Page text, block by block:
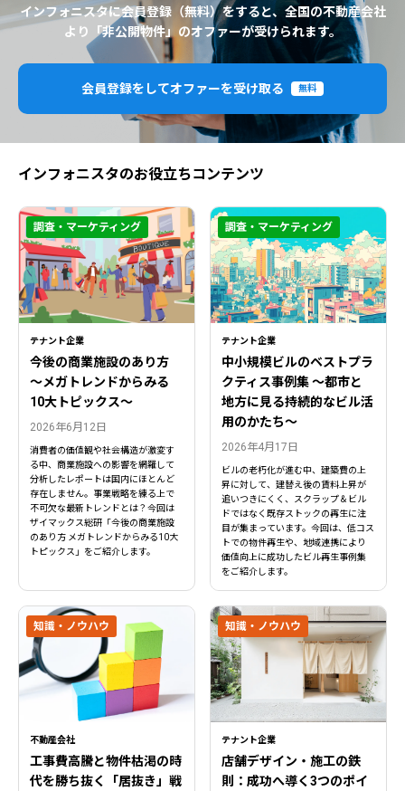
インフォニスタに会員登録（無料）をすると、全国の不動産会社
より「非公開物件」のオファーが受けられます。
会員登録をしてオファーを受け取る 無料
インフォニスタのお役立ちコンテンツ
テナント企業
今後の商業施設のあり方
〜メガトレンドからみる
10大トピックス〜
2026年6月12日
消費者の価値観や社会構造が激変す
る中、商業施設への影響を網羅して
分析したレポートは国内にほとんど
存在しません。事業戦略を練る上で
不可欠な最新トレンドとは？今回は
ザイマックス総研「今後の商業施設
のあり方 メガトレンドからみる10大
トピックス」をご紹介します。
調査・マーケティング
テナント企業
中小規模ビルのベストプラ
クティス事例集 ～都市と
地方に見る持続的なビル活
用のかたち～
2026年4月17日
ビルの老朽化が進む中、建築費の上
昇に対して、建替え後の賃料上昇が
追いつきにくく、スクラップ＆ビル
ドではなく既存ストックの再生に注
目が集まっています。今回は、低コス
トでの物件再生や、地域連携により
価値向上に成功したビル再生事例集
をご紹介します。
調査・マーケティング
不動産会社
工事費高騰と物件枯渇の時
代を勝ち抜く「居抜き」戦
知識・ノウハウ
テナント企業
店舗デザイン・施工の鉄
則：成功へ導く3つのポイ
知識・ノウハウ